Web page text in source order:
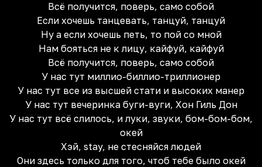
Всё получится, поверь, само собой
Если хочешь танцевать, танцуй, танцуй
Ну а если хочешь петь, то пой со мной
Нам бояться не к лицу, кайфуй, кайфуй
Всё получится, поверь, само собой
У нас тут миллио-биллио-триллионер
У нас тут все из высшей стати и высоких манер
У нас тут вечеринка буги-вуги, Хон Гиль Дон
У нас тут всё слилось, и луки, звуки, бом-бом-бом,
окей
Хэй, stay, не стесняйся людей
Они здесь только для того, чтоб тебе было окей